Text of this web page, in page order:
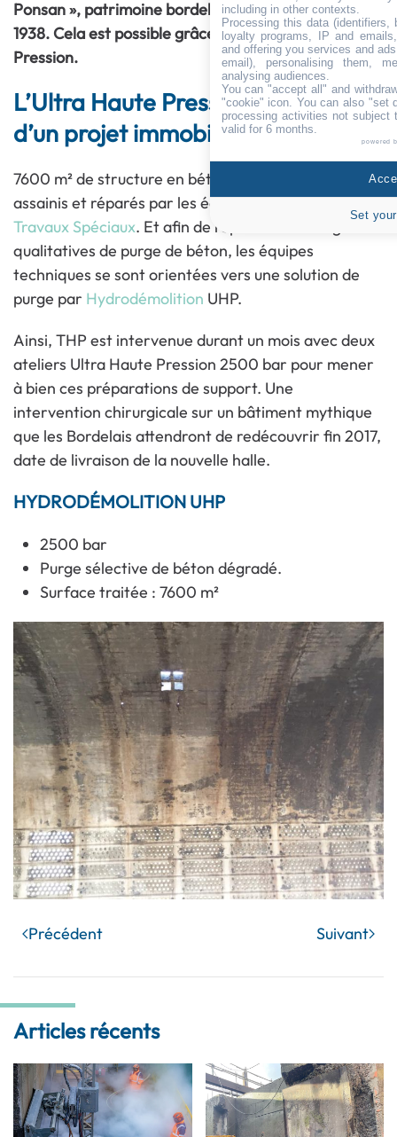
Ponsan », patrimoine bordelais industriel bâti en
1938. Cela est possible grâce à l’Ultra Haute
Pression.
L’Ultra Haute Pression au service
d’un projet immobilier
7600 m² de structure en béton ont dû être ainsi
assainis et réparés par les équipes d’EIFFAGE
Travaux Spéciaux. Et afin de répondre aux exigences
qualitatives de purge de béton, les équipes
techniques se sont orientées vers une solution de
purge par Hydrodémolition UHP.
Ainsi, THP est intervenue durant un mois avec deux
ateliers Ultra Haute Pression 2500 bar pour mener
à bien ces préparations de support. Une
intervention chirurgicale sur un bâtiment mythique
que les Bordelais attendront de redécouvrir fin 2017,
date de livraison de la nouvelle halle.
HYDRODÉMOLITION UHP
2500 bar
Purge sélective de béton dégradé.
Surface traitée : 7600 m²
Précédent Suivant
Articles récents
including in other contexts.
Processing this data (identifiers,
loyalty programs, IP and
and offering you services and
email), personalising them,
analysing audiences.
You can "accept all" and
"cookie" icon . You can also "set
processing activities not subject
valid for 6 months.
powered
Set